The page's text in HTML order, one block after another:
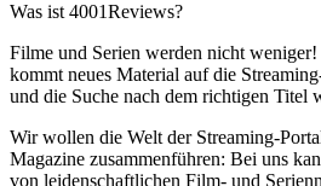
Was ist 4001Reviews?
Filme und Serien werden nicht
kommt neues Material auf die
und die Suche nach dem richtigen Titel
Wir wollen die Welt der Streaming-
Magazine zusammenführen: Bei uns
von leidenschaftlichen Film- und